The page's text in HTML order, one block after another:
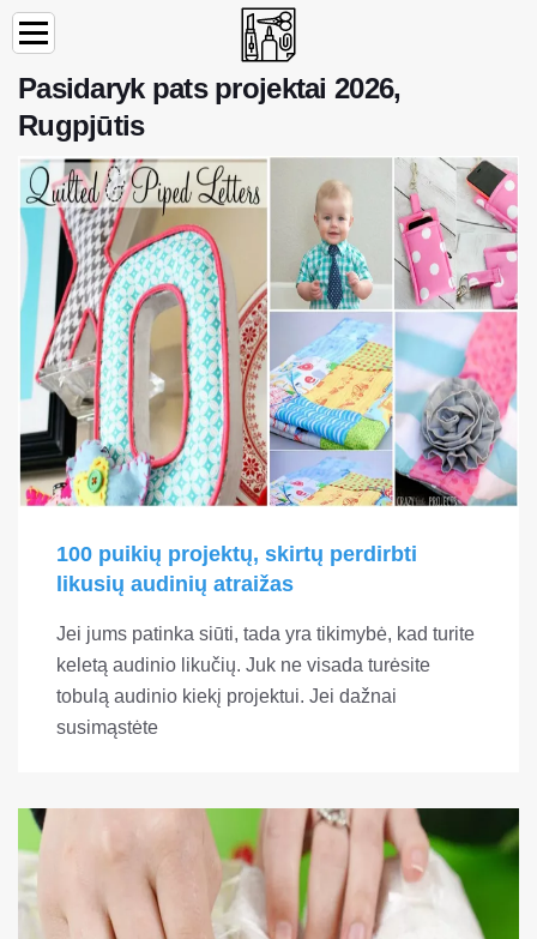
Pasidaryk pats projektai 2026,
Rugpjūtis
100 puikių projektų, skirtų perdirbti
likusių audinių atraižas
Jei jums patinka siūti, tada yra tikimybė, kad turite
keletą audinio likučių. Juk ne visada turėsite
tobulą audinio kiekį projektui. Jei dažnai
susimąstėte